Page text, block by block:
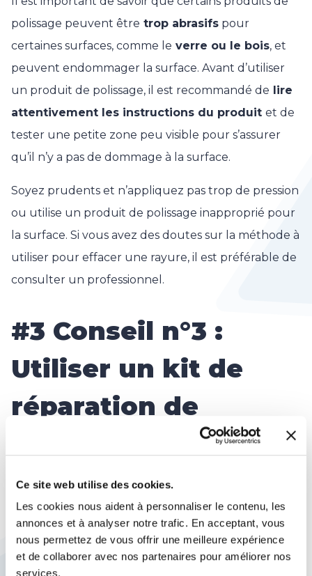
Ce site web utilise des cookies.
Les cookies nous aident à personnaliser le contenu, les
annonces et à analyser notre trafic. En acceptant, vous
nous permettez de vous offrir une meilleure expérience
et de collaborer avec nos partenaires pour améliorer nos
services.
polissage peuvent être trop abrasifs pour
certaines surfaces, comme le verre ou le bois, et
peuvent endommager la surface. Avant d’utiliser
un produit de polissage, il est recommandé de lire
attentivement les instructions du produit et de
tester une petite zone peu visible pour s’assurer
qu’il n’y a pas de dommage à la surface.
Soyez prudents et n’appliquez pas trop de pression
ou utilise un produit de polissage inapproprié pour
la surface. Si vous avez des doutes sur la méthode à
utiliser pour effacer une rayure, il est préférable de
consulter un professionnel.
#3 Conseil n°3 :
Utiliser un kit de
réparation de
rayures sur verre
très disgracieuses et affecter l’apparence globale
de l’objet. Heureusement, il existe des kits de
réparation de rayures sur verre qui peuvent aider à